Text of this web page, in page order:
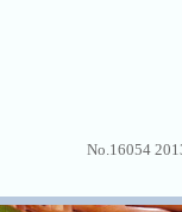
No.16054